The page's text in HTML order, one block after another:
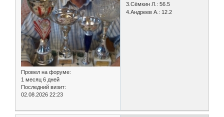
Провел на форуме:
1 месяц 6 дней
Последний визит:
02.08.2026 22:23
3.Сёмкин Л.: 56.5
4.Андреев А.: 12.2